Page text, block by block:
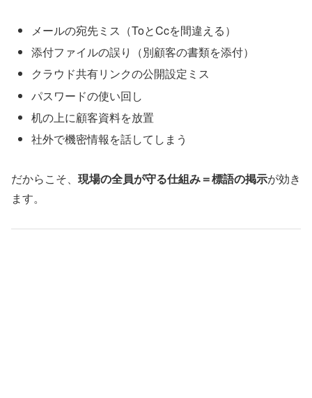
メールの宛先ミス（ToとCcを間違える）
添付ファイルの誤り（別顧客の書類を添付）
クラウド共有リンクの公開設定ミス
パスワードの使い回し
机の上に顧客資料を放置
社外で機密情報を話してしまう
だからこそ、 現場の全員が守る仕組み＝標語の掲示が効き
ます。